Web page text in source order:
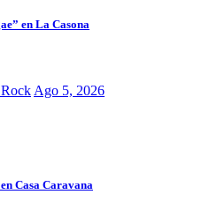
en La Casona
Ago 5, 2026
Casa Caravana